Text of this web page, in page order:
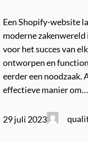
Een Shopify-website
moderne
voor het succes van
ontworpen en
eerder een noodzaak.
effectieve manier om…
29 juli 2023